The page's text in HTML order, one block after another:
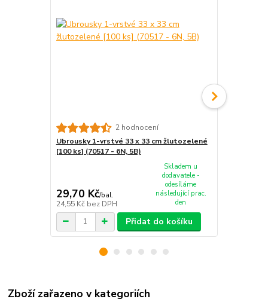
2 hodnocení
Ubrousky 1-vrstvé 33 x 33 cm žlutozelené
[100 ks] (70517 - 6N, 5B)
29,70 Kč/bal.
24,55 Kč bez DPH
Skladem u
dodavatele -
odesíláme
následující prac.
den
Přidat do košíku
Zboží zařazeno v kategoriích